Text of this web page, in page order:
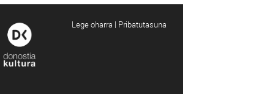
Lege oharra | Pribatutasuna